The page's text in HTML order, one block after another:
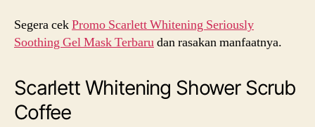
Segera cekPromo Scarlett Whitening Seriously
Soothing Gel Mask Terbarudan rasakan manfaatnya.
Scarlett Whitening Shower Scrub
Coffee